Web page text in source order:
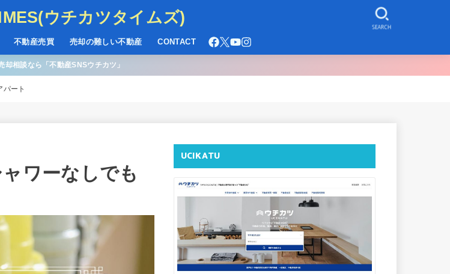
ウチカツタイムズ)
不動産売買 売却の難しい不動産 CONTACT
SEARCH
却相談なら「不動産SNSウチカツ」
パート
ワーなしでも
UCIKATU